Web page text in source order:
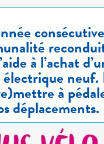
à l’achat
électrique neuf.
à
déplacements.